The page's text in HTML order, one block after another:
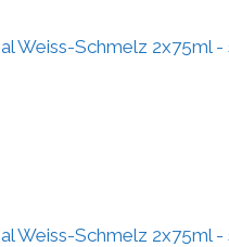
Weiss-Schmelz 2x75ml
Weiss-Schmelz 2x75ml